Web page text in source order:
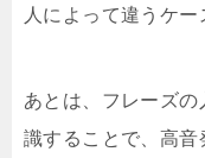
人によって違うケー
あとは、フレーズ
識することで、高音